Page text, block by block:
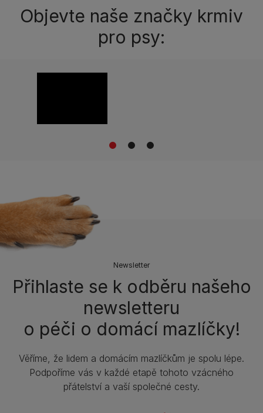
Objevte naše značky krmiv
pro psy:
1 2 3
Newsletter
Přihlaste se k odběru našeho
newsletteru
o péči o domácí mazlíčky!
Věříme, že lidem a domácím mazlíčkům je spolu lépe.
Podpoříme vás v každé etapě tohoto vzácného
přátelství a vaší společné cesty.